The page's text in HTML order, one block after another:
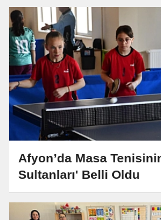
Afyon’da Masa
Sultanları' Belli Oldu